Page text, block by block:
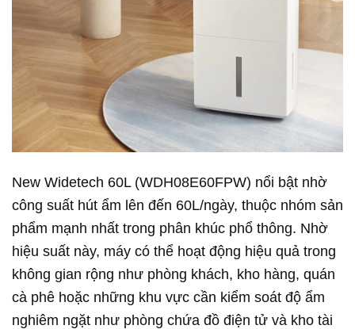
New Widetech 60L (WDH08E60FPW) nổi bật nhờ
công suất hút ẩm lên đến 60L/ngày, thuộc nhóm sản
phẩm mạnh nhất trong phân khúc phổ thông. Nhờ
hiệu suất này, máy có thể hoạt động hiệu quả trong
không gian rộng như phòng khách, kho hàng, quán
cà phê hoặc những khu vực cần kiểm soát độ ẩm
nghiêm ngặt như phòng chứa đồ điện tử và kho tài